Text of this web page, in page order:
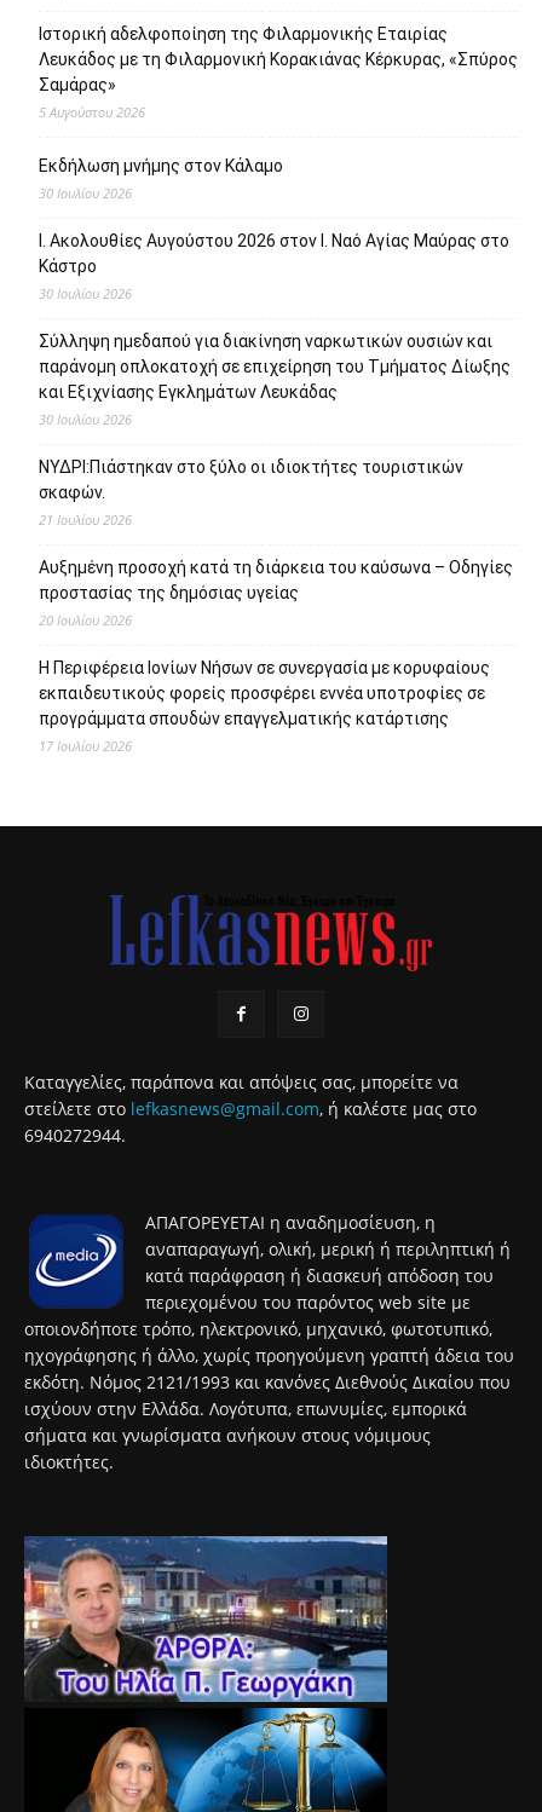
Ιστορική αδελφοποίηση της Φιλαρμονικής Εταιρίας
Λευκάδος με τη Φιλαρμονική Κορακιάνας Κέρκυρας, «Σπύρος
Σαμάρας»
5 Αυγούστου 2026
Εκδήλωση μνήμης στον Κάλαμο
30 Ιουλίου 2026
Ι. Ακολουθίες Αυγούστου 2026 στον Ι. Ναό Αγίας Μαύρας στο
Κάστρο
30 Ιουλίου 2026
Σύλληψη ημεδαπού για διακίνηση ναρκωτικών ουσιών και
παράνομη οπλοκατοχή σε επιχείρηση του Τμήματος Δίωξης
και Εξιχνίασης Εγκλημάτων Λευκάδας
30 Ιουλίου 2026
ΝΥΔΡΙ:Πιάστηκαν στο ξύλο οι ιδιοκτήτες τουριστικών
σκαφών.
21 Ιουλίου 2026
Αυξημένη προσοχή κατά τη διάρκεια του καύσωνα – Οδηγίες
προστασίας της δημόσιας υγείας
20 Ιουλίου 2026
Η Περιφέρεια Ιονίων Νήσων σε συνεργασία με κορυφαίους
εκπαιδευτικούς φορείς προσφέρει εννέα υποτροφίες σε
προγράμματα σπουδών επαγγελματικής κατάρτισης
17 Ιουλίου 2026
Καταγγελίες, παράπονα και απόψεις σας, μπορείτε να
στείλετε στο lefkasnews@gmail.com, ή καλέστε μας στο
6940272944.
ΑΠΑΓΟΡΕΥΕΤΑΙ η αναδημοσίευση, η
αναπαραγωγή, ολική, μερική ή περιληπτική ή
κατά παράφραση ή διασκευή απόδοση του
περιεχομένου του παρόντος web site με
οποιονδήποτε τρόπο, ηλεκτρονικό, μηχανικό, φωτοτυπικό,
ηχογράφησης ή άλλο, χωρίς προηγούμενη γραπτή άδεια του
εκδότη. Νόμος 2121/1993 και κανόνες Διεθνούς Δικαίου που
ισχύουν στην Ελλάδα. Λογότυπα, επωνυμίες, εμπορικά
σήματα και γνωρίσματα ανήκουν στους νόμιμους
ιδιοκτήτες.